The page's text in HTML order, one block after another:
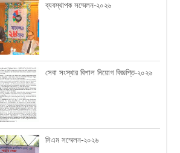
ব্যবস্থাপক সম্মেলন-২০২৬
সেবা সংস্থার বিশাল নিয়োগ বিজ্ঞপ্তি-২০২৬
সিএম সম্মেলন-২০২৬